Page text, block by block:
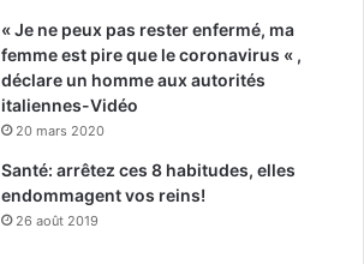
« Je ne peux pas rester enfermé, ma
femme est pire que le coronavirus « ,
déclare un homme aux autorités
italiennes-Vidéo
20 mars 2020
Santé: arrêtez ces 8 habitudes, elles
endommagent vos reins!
26 août 2019